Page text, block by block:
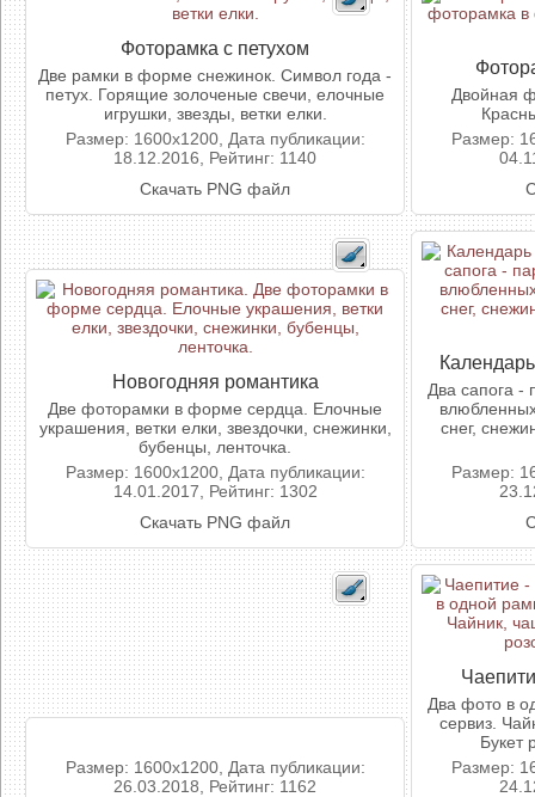
Фоторамка с петухом
Две рамки в форме снежинок. Символ года -
петух. Горящие золоченые свечи, елочные
игрушки, звезды, ветки елки.
Размер: 1600x1200, Дата публикации:
18.12.2016, Рейтинг: 1140
Скачать PNG файл
Двойная
Размер:
Новогодняя романтика
Две фоторамки в форме сердца. Елочные
украшения, ветки елки, звездочки, снежинки,
бубенцы, ленточка.
Размер: 1600x1200, Дата публикации:
14.01.2017, Рейтинг: 1302
Скачать PNG файл
Два сапога -
снег,
Размер:
Размер: 1600x1200, Дата публикации:
26.03.2018, Рейтинг: 1162
Два фото в
сервиз.
Букет
Размер: